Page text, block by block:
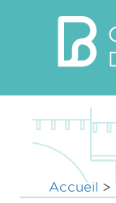
Accueil >